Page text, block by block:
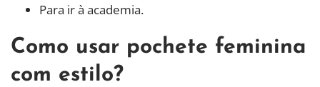
Para ir à academia.
Como usar pochete feminina
com estilo?